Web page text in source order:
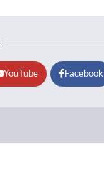
YouTube Facebook